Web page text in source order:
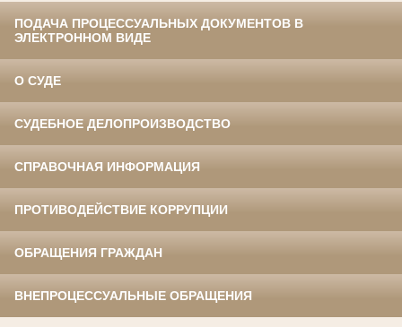
ПОДАЧА ПРОЦЕССУАЛЬНЫХ ДОКУМЕНТОВ В
ЭЛЕКТРОННОМ ВИДЕ
О СУДЕ
СУДЕБНОЕ ДЕЛОПРОИЗВОДСТВО
СПРАВОЧНАЯ ИНФОРМАЦИЯ
ПРОТИВОДЕЙСТВИЕ КОРРУПЦИИ
ОБРАЩЕНИЯ ГРАЖДАН
ВНЕПРОЦЕССУАЛЬНЫЕ ОБРАЩЕНИЯ